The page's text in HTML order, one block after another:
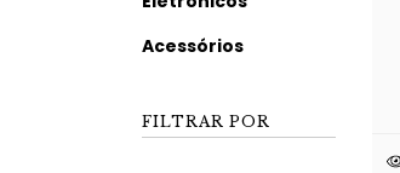
Acessórios
FILTRAR POR